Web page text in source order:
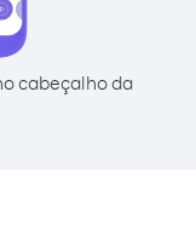
cabeçalho da